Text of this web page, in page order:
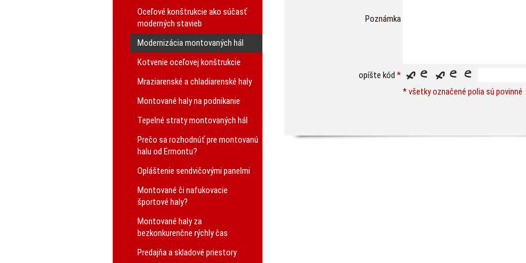
Oceľové konštrukcie ako súčasť
moderných stavieb
Modernizácia montovaných hál
Kotvenie oceľovej konštrukcie
Mraziarenské a chladiarenské haly
Montované haly na podnikanie
Tepelné straty montovaných hál
Prečo sa rozhodnúť pre montovanú
halu od Ermontu?
Opláštenie sendvičovými panelmi
Montované či nafukovacie
športové haly?
Montované haly za
bezkonkurenčne rýchly čas
Predajňa a skladové priestory
Poznámka
opíšte kód *
* všetky označené polia sú povinné